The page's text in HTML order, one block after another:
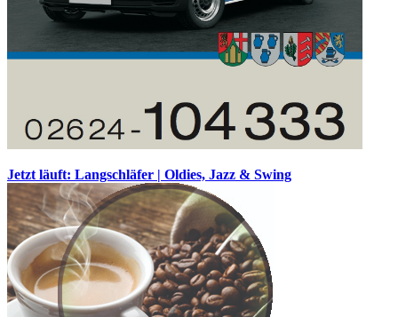
Jetzt läuft: Langschläfer | Oldies, Jazz & Swing